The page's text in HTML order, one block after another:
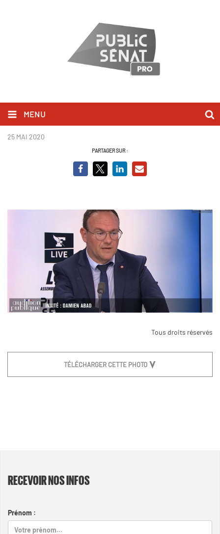
MENU
Damien ABAD_AP.JPG
25 MAI 2020
PARTAGER SUR :
Tous droits réservés
TÉLÉCHARGER CETTE PHOTO
RECEVOIR NOS INFOS
Prénom :